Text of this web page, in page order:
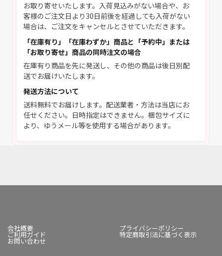
お取り寄せいたします。入荷見込みがない場合や、お
客様のご注文日より30日前後を経過しても入荷がない
場合は、ご注文をキャンセルとさせていただきます。
「在庫有り」「在庫わずか」商品と「予約中」または
「お取り寄せ」商品の同時注文の場合
在庫有り商品を先に発送し、その他の商品は後日別配
送でお届けいたします。
発送方法について
送料無料でお届けします。配送業者・方法は当店にお
任せください。日時指定はできません。梱包サイズに
より、ゆうメール等を使用する場合があります。
会社概要 プライバシーポリシー
ご利用ガイド 特定商取引法に基づく表示
お問い合わせ